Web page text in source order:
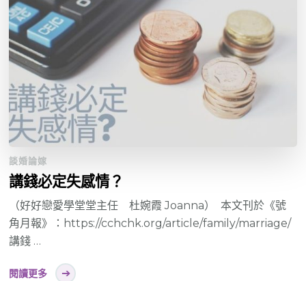
談婚論嫁
講錢必定失感情？
（好好戀愛學堂堂主任 杜婉霞 Joanna） 本文刊於《號
角月報》：https://cchchk.org/article/family/marriage/
講錢 …
閱讀更多